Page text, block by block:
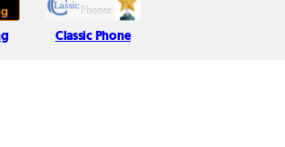
Classic Phone